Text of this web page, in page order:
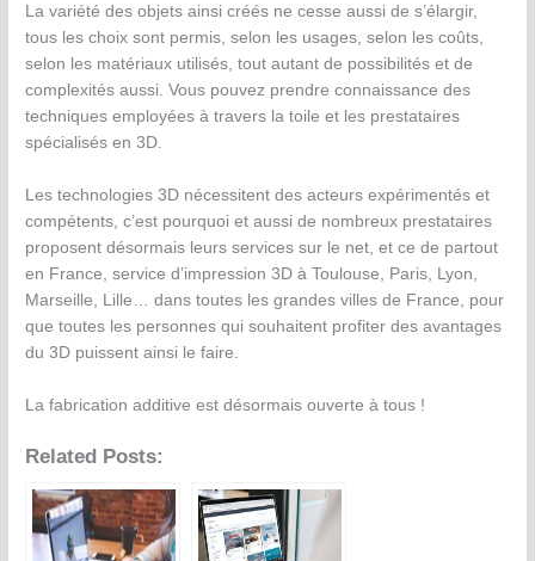
La variété des objets ainsi créés ne cesse aussi de s’élargir,
tous les choix sont permis, selon les usages, selon les coûts,
selon les matériaux utilisés, tout autant de possibilités et de
complexités aussi. Vous pouvez prendre connaissance des
techniques employées à travers la toile et les prestataires
spécialisés en 3D.
Les technologies 3D nécessitent des acteurs expérimentés et
compétents, c’est pourquoi et aussi de nombreux prestataires
proposent désormais leurs services sur le net, et ce de partout
en France, service d’impression 3D à Toulouse, Paris, Lyon,
Marseille, Lille… dans toutes les grandes villes de France, pour
que toutes les personnes qui souhaitent profiter des avantages
du 3D puissent ainsi le faire.
La fabrication additive est désormais ouverte à tous !
Related Posts: